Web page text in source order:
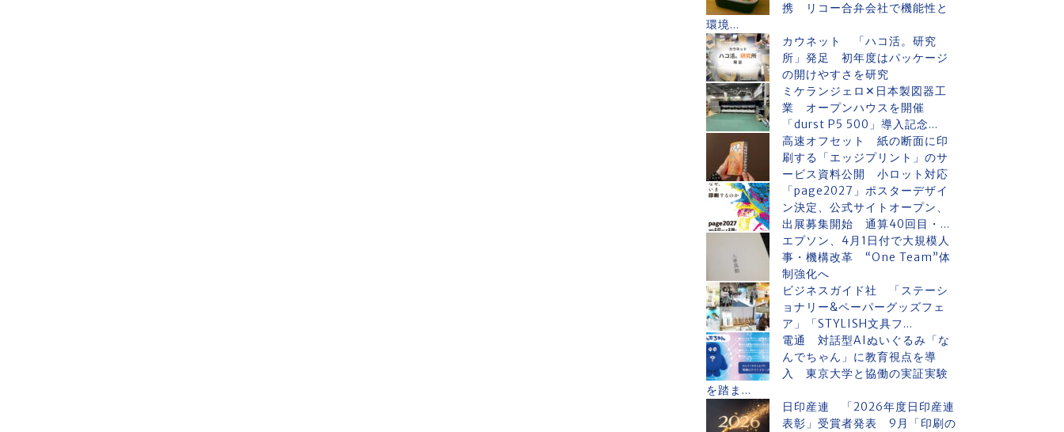
携 リコー合弁会社で機能性と
環境...
カウネット 「ハコ活。研究
所」発足 初年度はパッケージ
の開けやすさを研究
ミケランジェロ✕日本製図器工
業 オープンハウスを開催
「durst P5 500」導入記念...
高速オフセット 紙の断面に印
刷する「エッジプリント」のサ
ービス資料公開 小ロット対応
「page2027」ポスターデザイ
ン決定、公式サイトオープン、
出展募集開始 通算40回目・...
エプソン、4月1日付で大規模人
事・機構改革 “One Team”体
制強化へ
ビジネスガイド社 「ステーシ
ョナリー&ペーパーグッズフェ
ア」「STYLISH文具フ...
電通 対話型AIぬいぐるみ「な
んでちゃん」に教育視点を導
入 東京大学と協働の実証実験
を踏ま...
日印産連 「2026年度日印産連
表彰」受賞者発表 9月「印刷の